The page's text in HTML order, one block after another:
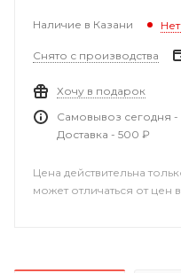
Наличие в Казани
Снято с производства
Хочу в подарок
Самовывоз сегодня -
Доставка - 500 ₽
Цена действительна
может отличаться от цен